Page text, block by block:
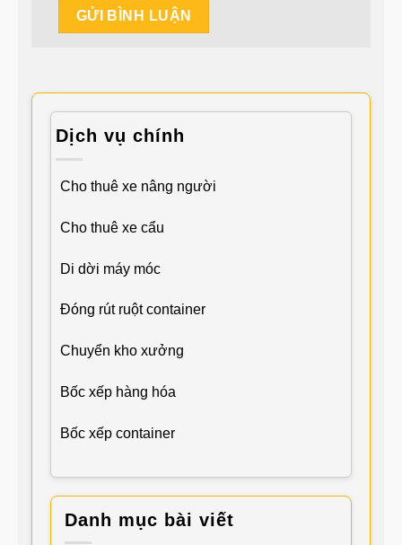
Dịch vụ chính
Cho thuê xe nâng người
Cho thuê xe cẩu
Di dời máy móc
Đóng rút ruột container
Chuyển kho xưởng
Bốc xếp hàng hóa
Bốc xếp container
Danh mục bài viết